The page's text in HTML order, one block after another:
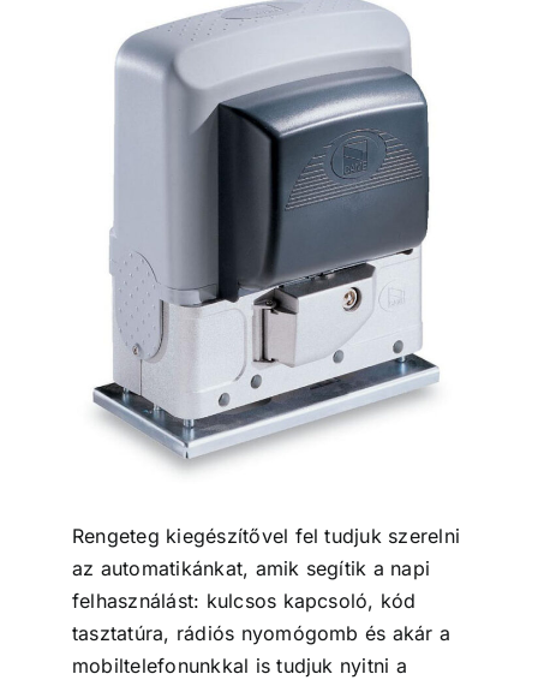
Rengeteg kiegészítővel fel tudjuk szerelni
az automatikánkat, amik segítik a napi
felhasználást: kulcsos kapcsoló, kód
tasztatúra, rádiós nyomógomb és akár a
mobiltelefonunkkal is tudjuk nyitni a